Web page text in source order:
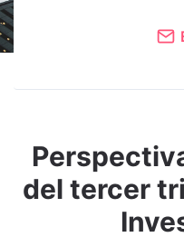
del tercer